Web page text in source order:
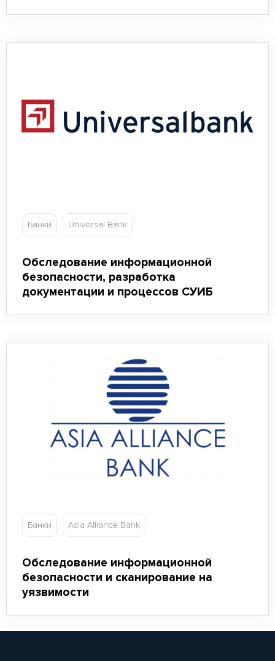
Банки Universal Bank
Обследование информационной
безопасности, разработка
документации и процессов СУИБ
Банки Asia Alliance Bank
Обследование информационной
безопасности и сканирование на
уязвимости